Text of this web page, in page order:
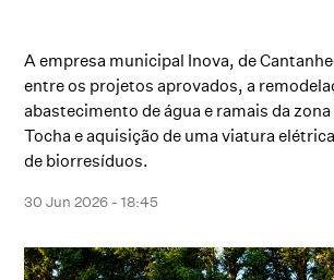
A empresa municipal Inova, de
entre os projetos aprovados, a
abastecimento de água e ramais da
Tocha e aquisição de uma viatura
de biorresíduos.
30 Jun 2026 - 18:45